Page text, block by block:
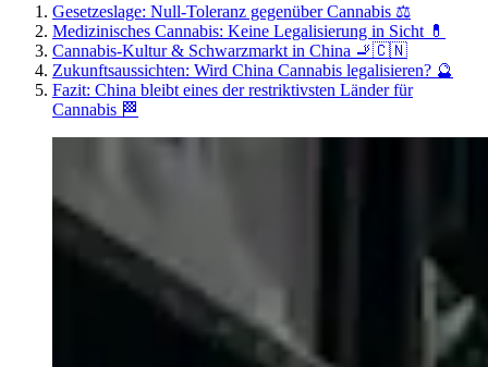
Gesetzeslage: Null-Toleranz gegenüber Cannabis ⚖️
Medizinisches Cannabis: Keine Legalisierung in Sicht 💊
Cannabis-Kultur & Schwarzmarkt in China 🚬🇨🇳
Zukunftsaussichten: Wird China Cannabis legalisieren? 🔮
Fazit: China bleibt eines der restriktivsten Länder für
Cannabis 🏁